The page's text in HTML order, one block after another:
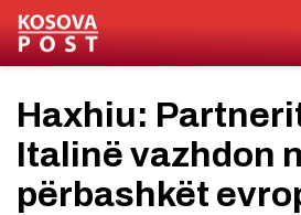
Haxhiu:
Italinë vazhdon
përbashkët